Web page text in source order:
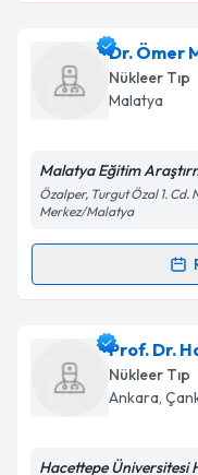
Uzm. Dr.
oluşturun. Size bu
takvim
Kişisel
'ni
kapsamda
Dr. Ömer
Nükleer Tıp
Malatya
Malatya Eğitim
Özalper, Turgut Özal 1.
Merkez/Malatya
Randevu
Dr. Ömer Murat
oluşturun. Size bu
takvim
Prof. Dr.
Nükleer Tıp
Ankara,
Hacettepe Üniversitesi